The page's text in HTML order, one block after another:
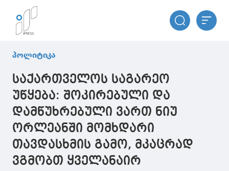
პოლიტიკა
საქართველოს საგარეო
უწყება: შოკირებული და
დამწუხრებული ვართ ნიუ
ორლეანში მომხდარი
თავდასხმის გამო, მკაცრად
ვგმობთ ყველანაირ